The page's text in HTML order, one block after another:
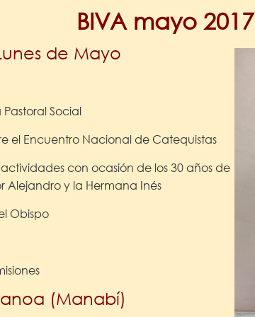
BIVA mayo 2017
de Mayo
Social
el Encuentro Nacional de Catequistas
con ocasión de los 30 años de
Alejandro y la Hermana Inés
Obispo
(Manabí)